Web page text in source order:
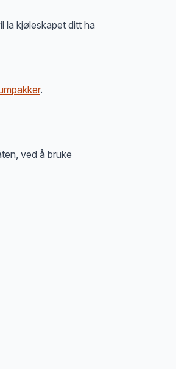
la kjøleskapet ditt ha
.
ved å bruke